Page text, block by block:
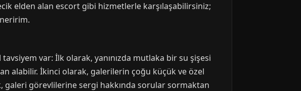
elden alan escort gibi hizmetlerle karşılaşabilirsiniz;
var: İlk olarak, yanınızda mutlaka bir su şişesi
alabilir. İkinci olarak, galerilerin çoğu küçük ve özel
görevlilerine sergi hakkında sorular sormaktan